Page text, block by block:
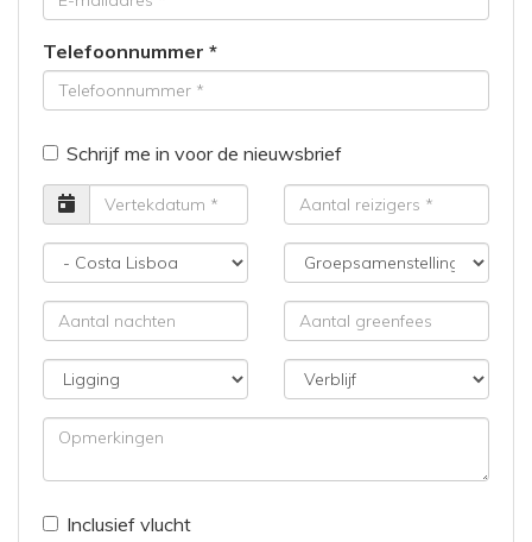
Telefoonnummer
Schrijf me in voor de nieuwsbrief
Vertrekdatum
Aantal
reizigers
Bestemming
Groepsamenstelling
Aantal
nachten
Aantal
greenfees
Ligging
Verblijf
Opmerkingen
Inclusief vlucht